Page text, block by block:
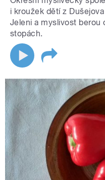
i kroužek dětí z
Jeleni a myslivost berou
stopách.